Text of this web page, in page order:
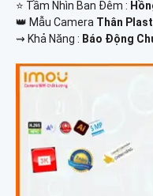
⭐ Tầm Nhìn Ban Đêm :
👑 Mẫu Camera Thân
️⇝ Khả Năng : Báo Động